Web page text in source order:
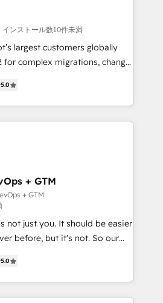
adoption from week one, in
built around your business,
Move from any legacy
full data integrity. ➤
HubSpot to run your
marketing, and service wired
Monthly tune-ups, feature
HubSpot,
インストール数10件未満
largest customers globally
for complex migrations, change
measurable impact and
of the few full-
in the HubSpot
scalable, globally
& RevOps frameworks that
entire
seamless integrations,
with change-
and align marketing, sales,
and experience across
in dozens of industries,
one of our globally integrated
5.0
+ GTM
+ GTM
but it's not. So our
combining GTM strategy with
solve the right problem at the
5.0